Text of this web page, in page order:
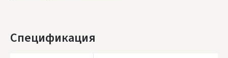
Спецификация